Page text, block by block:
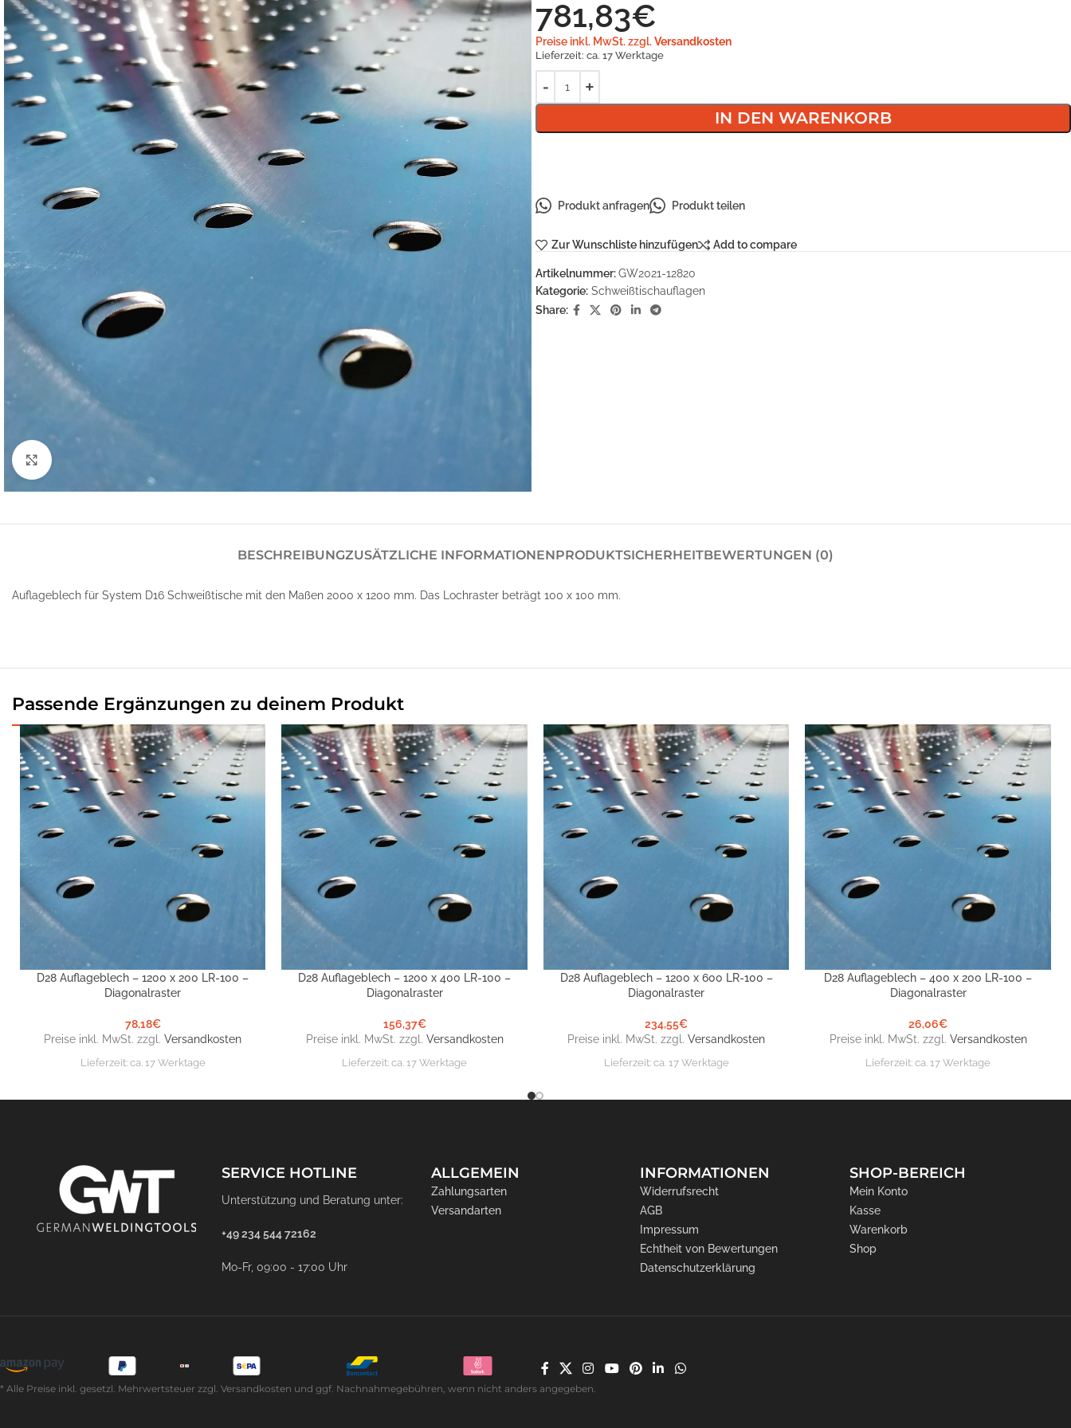
781,83€
Preise inkl. MwSt. zzgl. Versandkosten
Lieferzeit: ca. 17 Werktage
IN DEN WARENKORB
Produkt anfragen Produkt teilen
Zur Wunschliste hinzufügen Add to compare
Artikelnummer:GW2021-12820
Kategorie: Schweißtischauflagen
Share:
BESCHREIBUNGZUSÄTZLICHE INFORMATIONENPRODUKTSICHERHEITBEWERTUNGEN (0)
Auflageblech für System D16 Schweißtische mit den Maßen 2000 x 1200 mm. Das Lochraster beträgt 100 x 100 mm.
Passende Ergänzungen zu deinem Produkt
IN DEN WARENKORB
D28 Auflageblech – 1200 x 200 LR-100 –
Diagonalraster
78,18€
Preise inkl. MwSt. zzgl.Versandkosten
Lieferzeit: ca. 17 Werktage
IN DEN WARENKORB
D28 Auflageblech – 1200 x 400 LR-100 –
Diagonalraster
156,37€
Preise inkl. MwSt. zzgl. Versandkosten
Lieferzeit:ca. 17 Werktage
IN DEN WARENKORB
D28 Auflageblech – 1200 x 600 LR-100 –
Diagonalraster
234,55€
Preise inkl. MwSt. zzgl.Versandkosten
Lieferzeit: ca. 17 Werktage
IN DEN WARENKORB
D28 Auflageblech – 400 x 200 LR-100 –
Diagonalraster
26,06€
Preise inkl. MwSt. zzgl. Versandkosten
Lieferzeit:ca. 17 Werktage
SERVICE HOTLINE
Unterstützung und Beratung unter:
+49 234 544 72162
Mo-Fr, 09:00 - 17:00 Uhr
ALLGEMEIN
Zahlungsarten
Versandarten
INFORMATIONEN
Widerrufsrecht
AGB
Impressum
Echtheit von Bewertungen
Datenschutzerklärung
SHOP-BEREICH
Mein Konto
Kasse
Warenkorb
Shop
* Alle Preise inkl. gesetzl. Mehrwertsteuer zzgl. Versandkosten und ggf. Nachnahmegebühren, wenn nicht anders angegeben.